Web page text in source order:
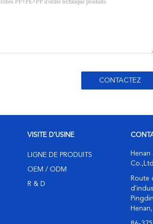
VISITE D'USINE
LIGNE DE PRODUITS
OEM / ODM
R & D
Co.,Ltd
Route